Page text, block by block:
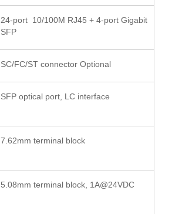
24-port 10/100M RJ45 + 4-port Gigabit
SFP
SC/FC/ST connector Optional
SFP optical port, LC interface
7.62mm terminal block
5.08mm terminal block, 1A@24VDC